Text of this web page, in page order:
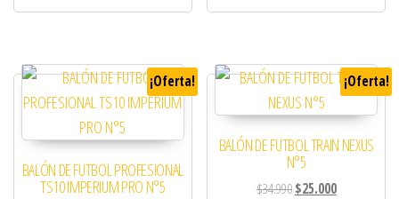
¡Oferta!
BALÓN DE FUTBOL PROFESIONAL
TS10 IMPERIUM PRO N°5
¡Oferta!
BALÓN DE FUTBOL TRAIN NEXUS
N°5
$34.990 El precio original era:
$25.000El precio